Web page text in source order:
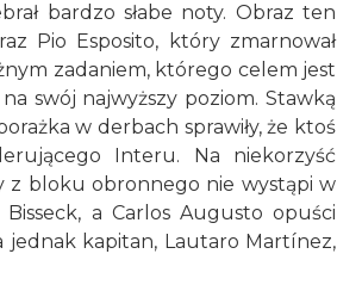
bardzo słabe noty. Obraz ten
Pio Esposito, który zmarnował
zadaniem, którego celem jest
swój najwyższy poziom. Stawką
w derbach sprawiły, że ktoś
Interu. Na niekorzyść
z bloku obronnego nie wystąpi w
a Carlos Augusto opuści
jednak kapitan, Lautaro Martínez,